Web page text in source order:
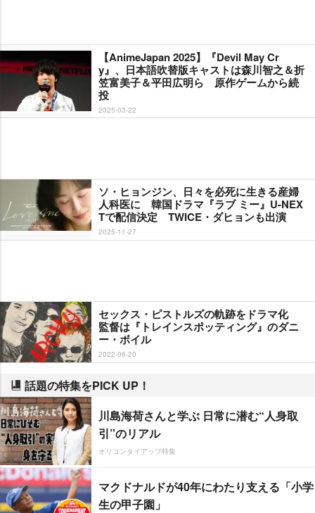
【AnimeJapan 2025】『Devil May Cr
y』、日本語吹替版キャストは森川智之＆折
笠富美子＆平田広明ら 原作ゲームから続
投
2025-03-22
ソ・ヒョンジン、日々を必死に生きる産婦
人科医に 韓国ドラマ『ラブ ミー』U-NEX
Tで配信決定 TWICE・ダヒョンも出演
2025-11-27
セックス・ピストルズの軌跡をドラマ化
監督は『トレインスポッティング』のダニ
ー・ボイル
2022-06-20
話題の特集をPICK UP！
川島海荷さんと学ぶ 日常に潜む“人身取
引”のリアル
オリコンタイアップ特集
マクドナルドが40年にわたり支える「小学
生の甲子園」